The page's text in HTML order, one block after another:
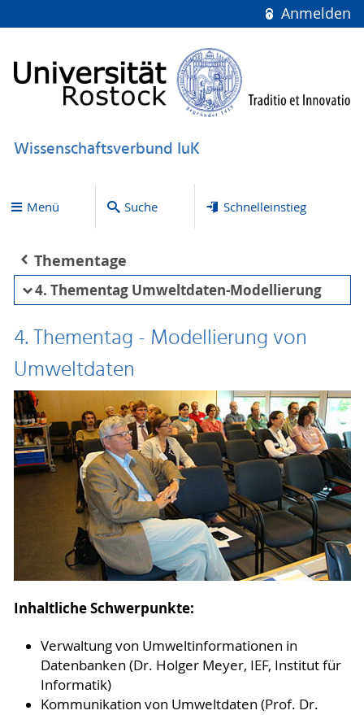
Anmelden
Wissenschaftsverbund IuK
Menü Suche Schnelleinstieg
Thementage
4. Thementag Umweltdaten-Modellierung
4. Thementag - Modellierung von
Umweltdaten
Inhaltliche Schwerpunkte:
Verwaltung von Umweltinformationen in
Datenbanken (Dr. Holger Meyer, IEF, Institut für
Informatik)
Kommunikation von Umweltdaten (Prof. Dr.